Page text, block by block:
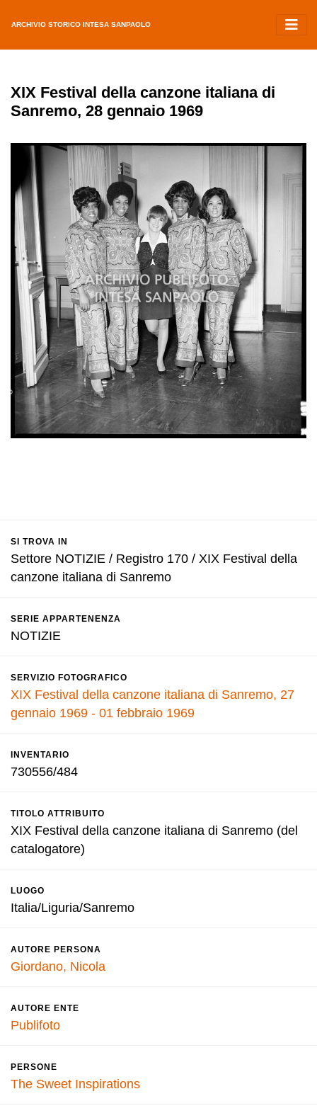
ARCHIVIO STORICO INTESA SANPAOLO
XIX Festival della canzone italiana di
Sanremo, 28 gennaio 1969
SI TROVA IN
Settore NOTIZIE / Registro 170 / XIX Festival della
canzone italiana di Sanremo
SERIE APPARTENENZA
NOTIZIE
SERVIZIO FOTOGRAFICO
XIX Festival della canzone italiana di Sanremo, 27
gennaio 1969 - 01 febbraio 1969
INVENTARIO
730556/484
TITOLO ATTRIBUITO
XIX Festival della canzone italiana di Sanremo (del
catalogatore)
LUOGO
Italia/Liguria/Sanremo
AUTORE PERSONA
Giordano, Nicola
AUTORE ENTE
Publifoto
PERSONE
The Sweet Inspirations